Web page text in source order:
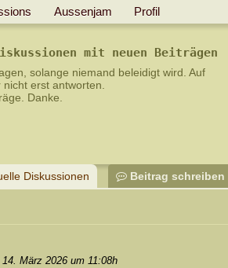
Aussenjam Profil
mit neuen Beiträgen
solange niemand beleidigt wird. Auf
nicht erst antworten
Danke.
Diskussionen Beitrag schreiben
14. März 2026 um 11:08h